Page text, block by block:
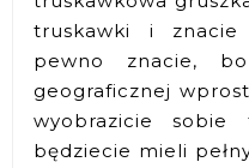
truskawki i
pewno znacie,
geograficznej
wyobrazicie
będziecie mieli